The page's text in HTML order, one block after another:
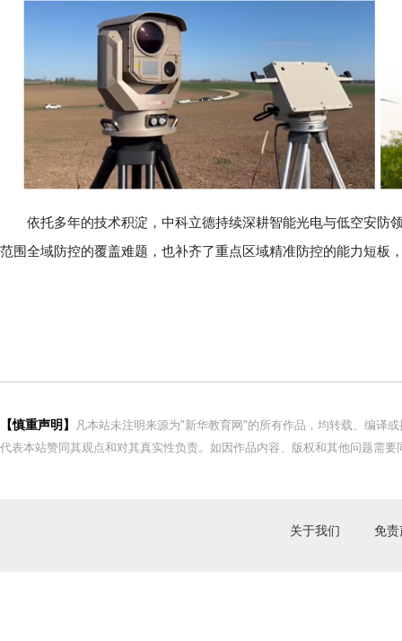
依托多年的技术积淀，中科立德持续深耕智能光电与低空安防
范围全域防控的覆盖难题，也补齐了重点区域精准防控的能力短板
【慎重声明】
凡本站未注明来源为"新华教育网"的所有作品，均转载、编译
代表本站赞同其观点和对其真实性负责。如因作品内容、版权和其他问题需
关于我们 免责